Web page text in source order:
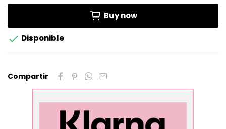
Buy now
 Disponible
Compartir